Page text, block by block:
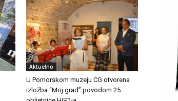
Aktuelno
U Pomorskom muzeju CG otvorena
izložba “Moj grad” povodom 25.